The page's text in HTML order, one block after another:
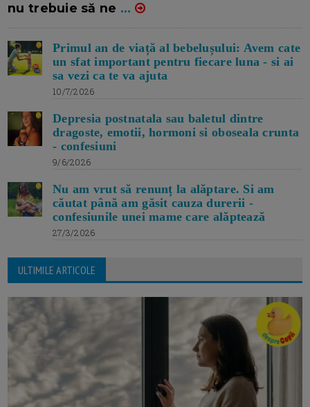
nu trebuie să ne ...
Primul an de viață al bebelușului: Avem cate
un sfat important pentru fiecare luna - si ai
sa vezi ca te va ajuta
10/7/2026
Depresia postnatala sau baletul dintre
dragoste, emotii, hormoni si oboseala crunta
- confesiuni
9/6/2026
Nu am vrut să renunț la alăptare. Si am
căutat până am găsit cauza durerii -
confesiunile unei mame care alăptează
27/3/2026
ULTIMILE ARTICOLE